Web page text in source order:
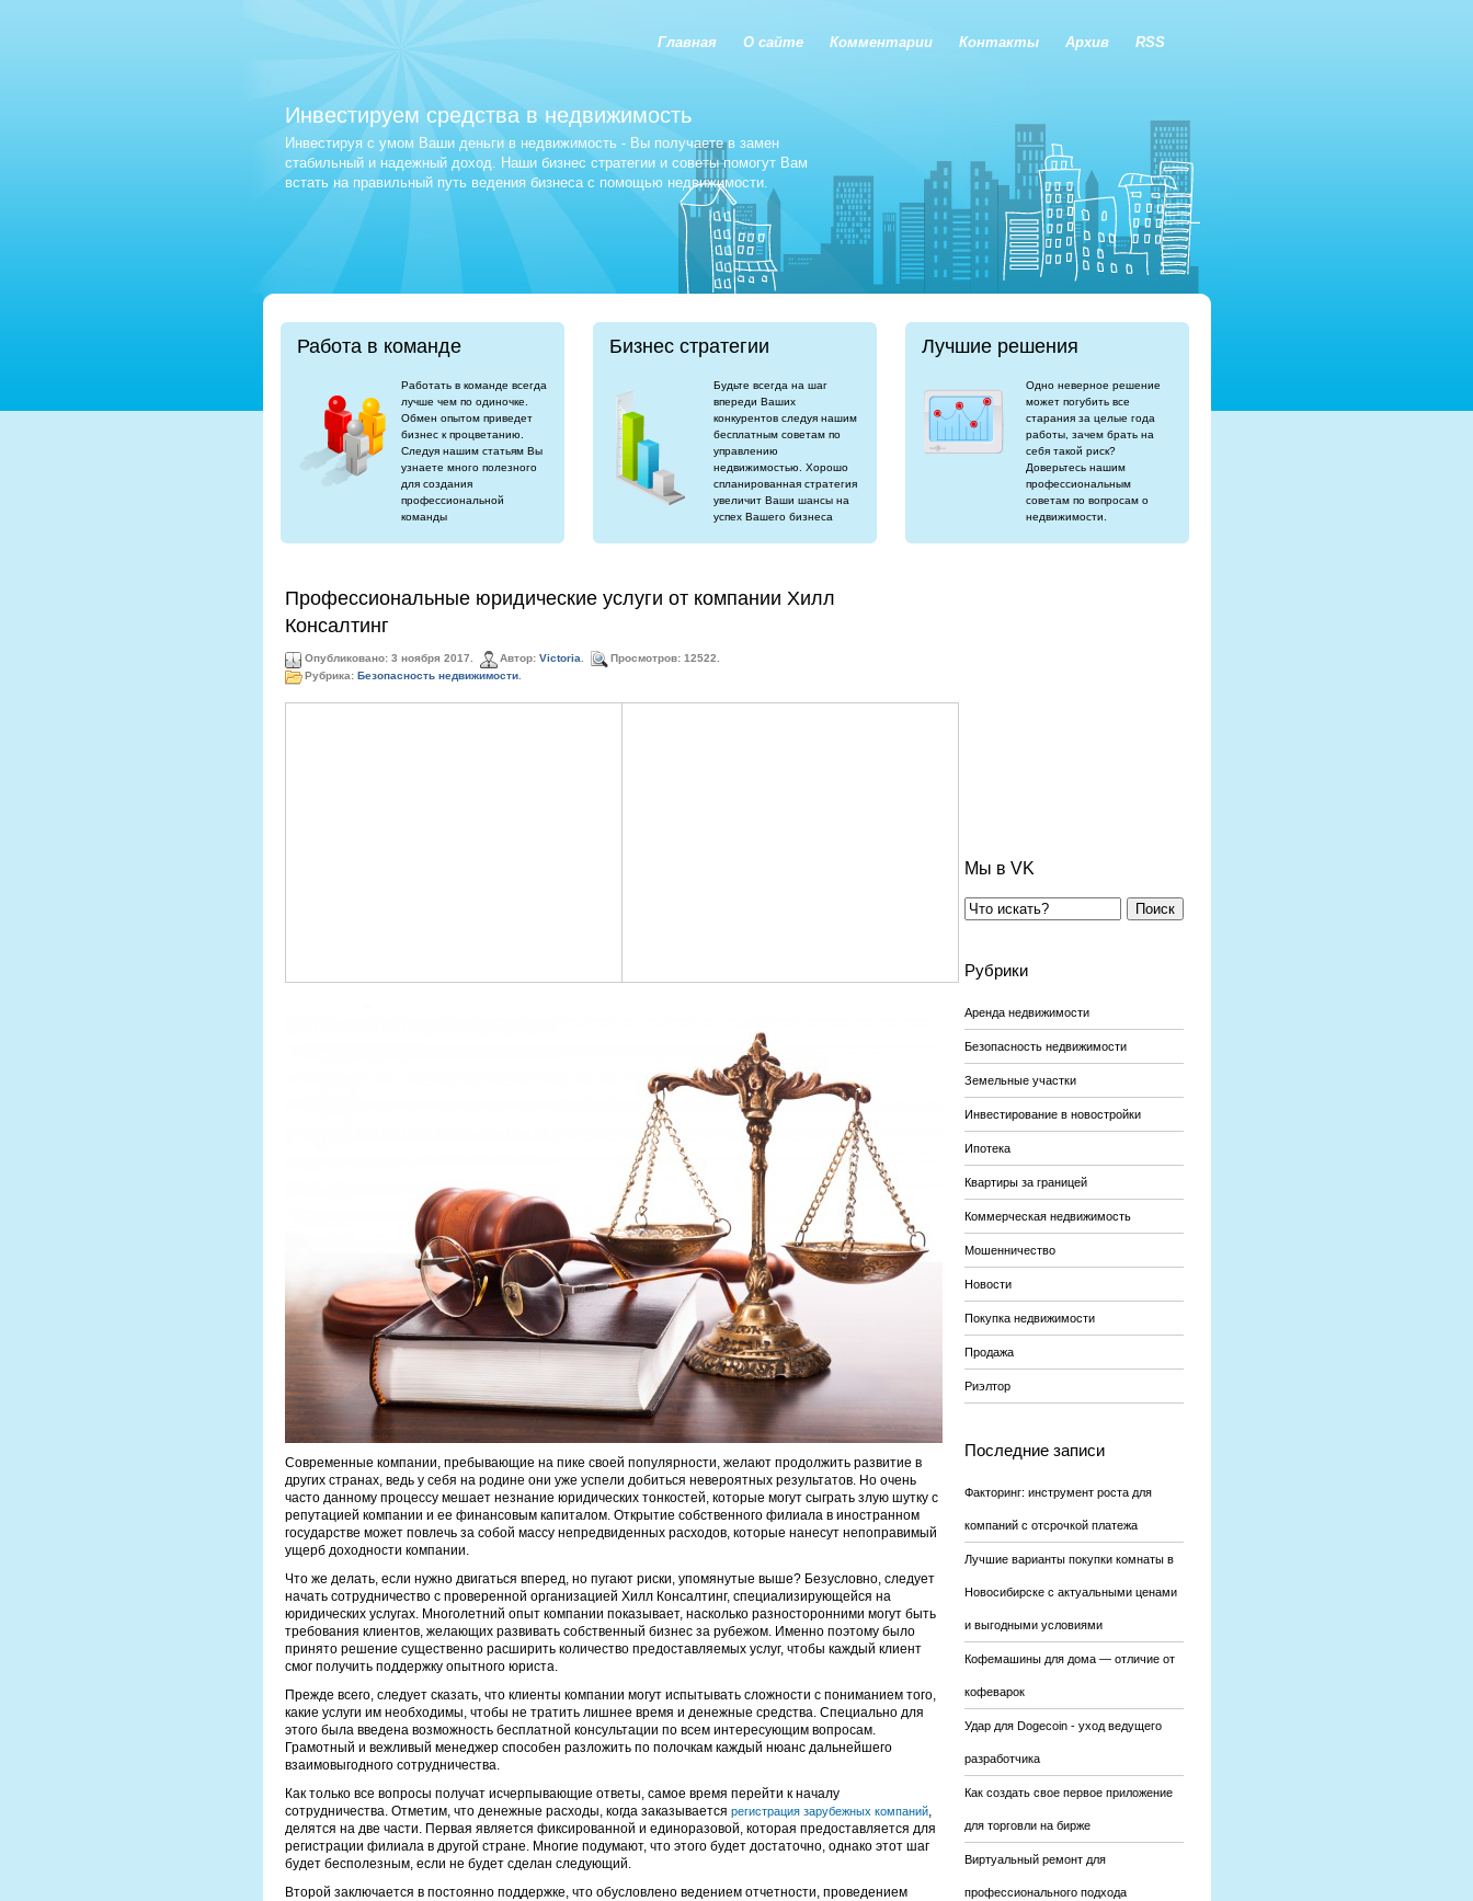
Главная О сайте Комментарии Контакты Архив RSS
Инвестируем средства в недвижимость
Инвестируя с умом Ваши деньги в недвижимость - Вы получаете в замен
стабильный и надежный доход. Наши бизнес стратегии и советы помогут Вам
встать на правильный путь ведения бизнеса с помощью недвижимости.
Работа в команде
Работать в команде всегда
лучше чем по одиночке.
Обмен опытом приведет
бизнес к процветанию.
Следуя нашим статьям Вы
узнаете много полезного
для создания
профессиональной
команды
Бизнес стратегии
Будьте всегда на шаг
впереди Ваших
конкурентов следуя нашим
бесплатным советам по
управлению
недвижимостью. Хорошо
спланированная стратегия
увеличит Ваши шансы на
успех Вашего бизнеса
Лучшие решения
Одно неверное решение
может погубить все
старания за целые года
работы, зачем брать на
себя такой риск?
Доверьтесь нашим
профессиональным
советам по вопросам о
недвижимости.
Профессиональные юридические услуги от компании Хилл
Консалтинг
Опубликовано: 3 ноября 2017. Автор: Victoria
Просмотров: 12522.
Рубрика: Безопасность недвижимости.
Современные компании, пребывающие на пике своей популярности, желают продолжить развитие в
других странах, ведь у себя на родине они уже успели добиться невероятных результатов. Но очень
часто данному процессу мешает незнание юридических тонкостей, которые могут сыграть злую шутку с
репутацией компании и ее финансовым капиталом. Открытие собственного филиала в иностранном
государстве может повлечь за собой массу непредвиденных расходов, которые нанесут непоправимый
ущерб доходности компании.
Что же делать, если нужно двигаться вперед, но пугают риски, упомянутые выше? Безусловно, следует
начать сотрудничество с проверенной организацией Хилл Консалтинг, специализирующейся на
юридических услугах. Многолетний опыт компании показывает, насколько разносторонними могут быть
требования клиентов, желающих развивать собственный бизнес за рубежом. Именно поэтому было
принято решение существенно расширить количество предоставляемых услуг, чтобы каждый клиент
смог получить поддержку опытного юриста.
Прежде всего, следует сказать, что клиенты компании могут испытывать сложности с пониманием того,
какие услуги им необходимы, чтобы не тратить лишнее время и денежные средства. Специально для
этого была введена возможность бесплатной консультации по всем интересующим вопросам.
Грамотный и вежливый менеджер способен разложить по полочкам каждый нюанс дальнейшего
взаимовыгодного сотрудничества.
Как только все вопросы получат исчерпывающие ответы, самое время перейти к началу
сотрудничества. Отметим, что денежные расходы, когда заказывается регистрация зарубежных компаний,
делятся на две части. Первая является фиксированной и единоразовой, которая предоставляется для
регистрации филиала в другой стране. Многие подумают, что этого будет достаточно, однако этот шаг
будет бесполезным, если не будет сделан следующий.
Второй заключается в постоянно поддержке, что обусловлено ведением отчетности, проведением
Мы в VK
Поиск
Рубрики
Аренда недвижимости
Безопасность недвижимости
Земельные участки
Инвестирование в новостройки
Ипотека
Квартиры за границей
Коммерческая недвижимость
Мошенничество
Новости
Покупка недвижимости
Продажа
Риэлтор
Последние записи
Факторинг: инструмент роста для
компаний с отсрочкой платежа
Лучшие варианты покупки комнаты в
Новосибирске с актуальными ценами
и выгодными условиями
Кофемашины для дома — отличие от
кофеварок
Удар для Dogecoin - уход ведущего
разработчика
Как создать свое первое приложение
для торговли на бирже
Виртуальный ремонт для
профессионального подхода